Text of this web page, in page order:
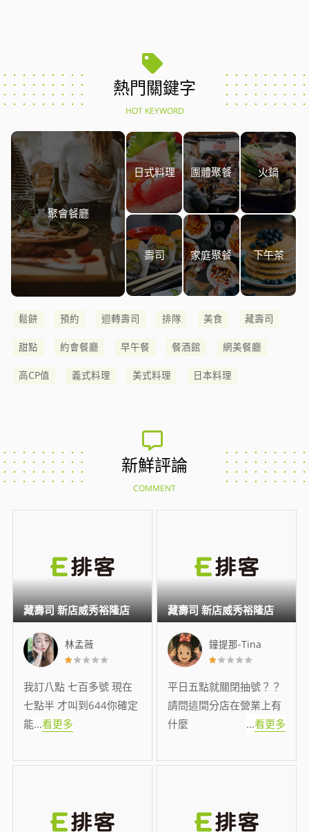
熱門關鍵字
HOT KEYWORD
聚會餐廳
日式料理 團體聚餐 火鍋
壽司 家庭聚餐 下午茶
鬆餅 預約 迴轉壽司 排隊 美食 藏壽司
甜點 約會餐廳 早午餐 餐酒館 網美餐廳
高CP值 義式料理 美式料理 日本料理
新鮮評論
COMMENT
林孟薇
我訂八點 七百多號 現在
七點半 才叫到644你確定
能...看更多
藏壽司 新店威秀裕隆店
鐘提那-Tina
平日五點就關閉抽號？？
請問這間分店在營業上有
什麼
...看更多
藏壽司 新店威秀裕隆店